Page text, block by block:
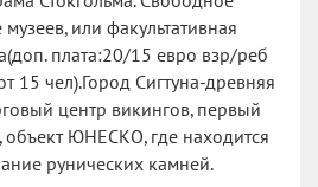
или факультативная
плата:20/15 евро взр/реб
15 чел).Город Сигтуна-древняя
центр викингов, первый
объект ЮНЕСКО, где находится
рунических камней.